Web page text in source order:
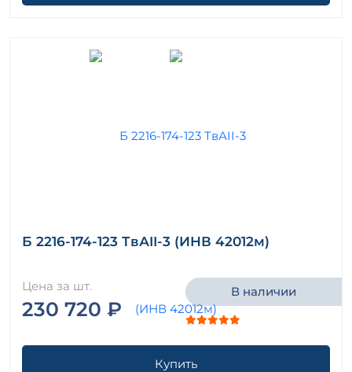
Б 2216-174-123 ТвАII-3 (ИНВ 42012м)
Цена за шт.
230 720 ₽
В наличии
Купить